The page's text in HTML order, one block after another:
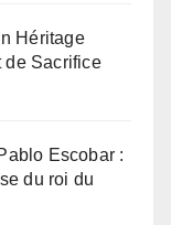
Héritage
de Sacrifice
Escobar :
du roi du